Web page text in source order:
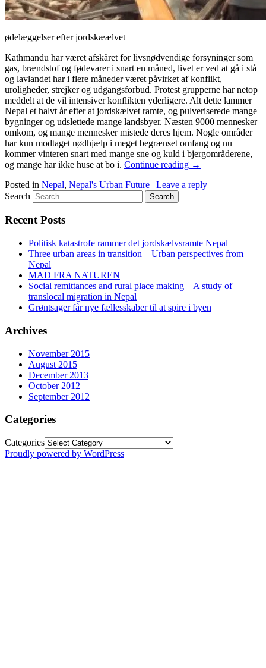
ødelæggelser efter jordskæælvet
Kathmandu har været afskåret for livsnødvendige forsyninger som
gas, brændstof og fødevarer i snart en måned, livet er ved at gå i stå
og lavlandet har i flere måneder været påvirket af konflikt,
uroligheder, strejker og udgangsforbud. Protest grupperne har netop
meddelt at de vil intensiver konflikten yderligere. Alt dette lammer
Nepal et halvt år efter at jordskælvet ramte, og pulveriserede mange
bygninger og udslettede mange landsbyer. Næsten 9000 mennesker
omkom, og mange mennesker mistede deres hjem. Nogle områder
har kun modtaget nødhjælp i meget begrænset omfang og nu
kommer vinteren snart med mange sne og kuld i bjergområderene,
og mange har ikke huse at bo i. Continue reading →
Posted in Nepal, Nepal's Urban Future | Leave a reply
Search
Recent Posts
Politisk katastrofe rammer det jordskælvsramte Nepal
Three urban areas in transition – Urban perspectives from
Nepal
MAD FRA NATUREN
Social remittances and rural place making – A study of
translocal migration in Nepal
Grøntsager får nye fællesskaber til at spire i byen
Archives
November 2015
August 2015
December 2013
October 2012
September 2012
Categories
Categories
Proudly powered by WordPress